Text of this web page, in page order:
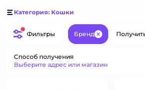
Категория: Кошки
Фильтры Бренд Закрыть
Способ получения
Выберите адрес или магазин